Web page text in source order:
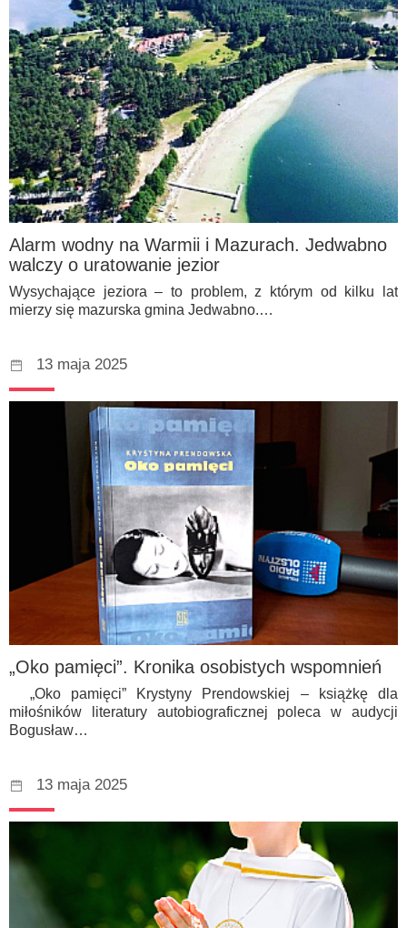
Alarm wodny na Warmii i Mazurach. Jedwabno
walczy o uratowanie jezior
Wysychające jeziora – to problem, z którym od kilku lat
mierzy się mazurska gmina Jedwabno.…
13 maja 2025
„Oko pamięci”. Kronika osobistych wspomnień
„Oko pamięci” Krystyny Prendowskiej – książkę dla
miłośników literatury autobiograficznej poleca w audycji
Bogusław…
13 maja 2025